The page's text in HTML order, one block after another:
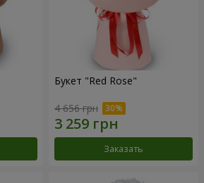
Букет "Red Rose"
4 656 грн
Заказать